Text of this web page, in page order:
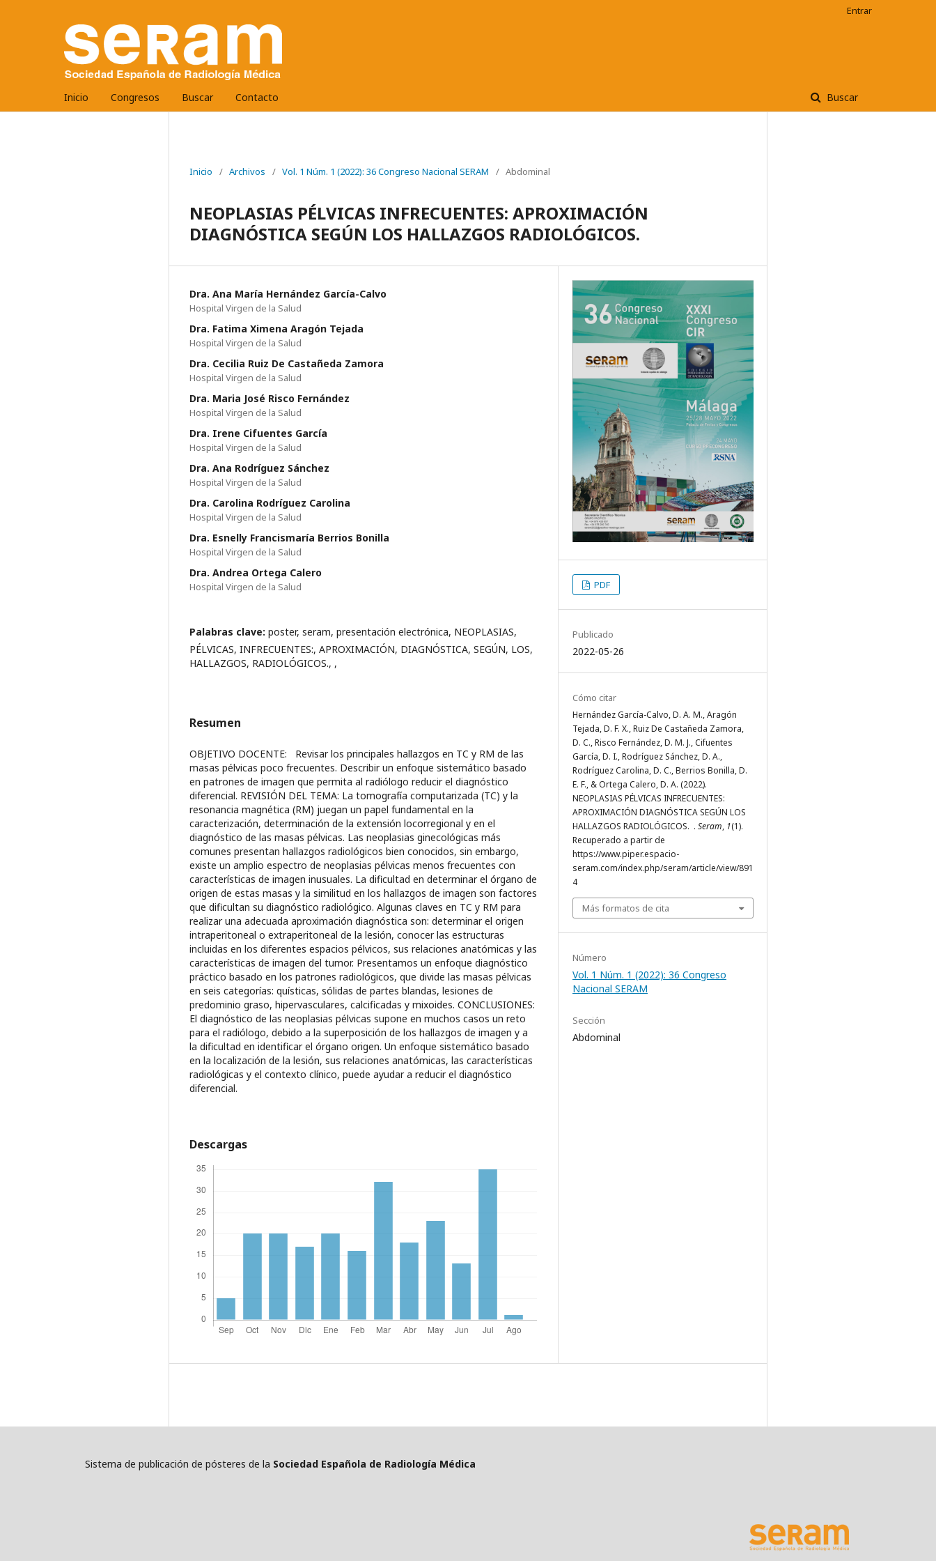
Inicio Congresos Buscar Contacto Buscar
Entrar
Inicio / Archivos / Vol. 1 Núm. 1 (2022): 36 Congreso Nacional SERAM / Abdominal
NEOPLASIAS PÉLVICAS INFRECUENTES: APROXIMACIÓN
DIAGNÓSTICA SEGÚN LOS HALLAZGOS RADIOLÓGICOS.
Dra. Ana María Hernández García-Calvo
Hospital Virgen de la Salud
Dra. Fatima Ximena Aragón Tejada
Hospital Virgen de la Salud
Dra. Cecilia Ruiz De Castañeda Zamora
Hospital Virgen de la Salud
Dra. Maria José Risco Fernández
Hospital Virgen de la Salud
Dra. Irene Cifuentes García
Hospital Virgen de la Salud
Dra. Ana Rodríguez Sánchez
Hospital Virgen de la Salud
Dra. Carolina Rodríguez Carolina
Hospital Virgen de la Salud
Dra. Esnelly Francismaría Berrios Bonilla
Hospital Virgen de la Salud
Dra. Andrea Ortega Calero
Hospital Virgen de la Salud
Palabras clave: poster, seram, presentación electrónica, NEOPLASIAS,
PÉLVICAS, INFRECUENTES:, APROXIMACIÓN, DIAGNÓSTICA, SEGÚN, LOS,
HALLAZGOS, RADIOLÓGICOS., ,
Resumen
OBJETIVO DOCENTE: Revisar los principales hallazgos en TC y RM de las
masas pélvicas poco frecuentes. Describir un enfoque sistemático basado
en patrones de imagen que permita al radiólogo reducir el diagnóstico
diferencial. REVISIÓN DEL TEMA: La tomografía computarizada (TC) y la
resonancia magnética (RM) juegan un papel fundamental en la
caracterización, determinación de la extensión locorregional y en el
diagnóstico de las masas pélvicas. Las neoplasias ginecológicas más
comunes presentan hallazgos radiológicos bien conocidos, sin embargo,
existe un amplio espectro de neoplasias pélvicas menos frecuentes con
características de imagen inusuales. La dificultad en determinar el órgano de
origen de estas masas y la similitud en los hallazgos de imagen son factores
que dificultan su diagnóstico radiológico. Algunas claves en TC y RM para
realizar una adecuada aproximación diagnóstica son: determinar el origen
intraperitoneal o extraperitoneal de la lesión, conocer las estructuras
incluidas en los diferentes espacios pélvicos, sus relaciones anatómicas y las
características de imagen del tumor. Presentamos un enfoque diagnóstico
práctico basado en los patrones radiológicos, que divide las masas pélvicas
en seis categorías: quísticas, sólidas de partes blandas, lesiones de
predominio graso, hipervasculares, calcificadas y mixoides. CONCLUSIONES:
El diagnóstico de las neoplasias pélvicas supone en muchos casos un reto
para el radiólogo, debido a la superposición de los hallazgos de imagen y a
la dificultad en identificar el órgano origen. Un enfoque sistemático basado
en la localización de la lesión, sus relaciones anatómicas, las características
radiológicas y el contexto clínico, puede ayudar a reducir el diagnóstico
diferencial.
Descargas
PDF
Publicado
2022-05-26
Cómo citar
Hernández García-Calvo, D. A. M., Aragón
Tejada, D. F. X., Ruiz De Castañeda Zamora,
D. C., Risco Fernández, D. M. J., Cifuentes
García, D. I., Rodríguez Sánchez, D. A.,
Rodríguez Carolina, D. C., Berrios Bonilla, D.
E. F., & Ortega Calero, D. A. (2022).
NEOPLASIAS PÉLVICAS INFRECUENTES:
APROXIMACIÓN DIAGNÓSTICA SEGÚN LOS
HALLAZGOS RADIOLÓGICOS. . Seram, 1(1).
Recuperado a partir de
https://www.piper.espacio-
seram.com/index.php/seram/article/view/891
4
Más formatos de cita
Número
Vol. 1 Núm. 1 (2022): 36 Congreso
Nacional SERAM
Sección
Abdominal
Sistema de publicación de pósteres de la Sociedad Española de Radiología Médica